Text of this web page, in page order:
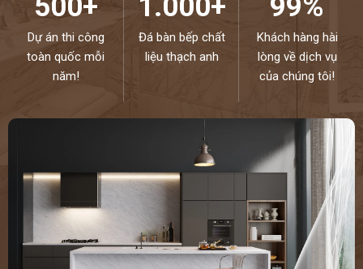
500+
Dự án thi công
toàn quốc mỗi
năm!
1.000+
Đá bàn bếp chất
liệu thạch anh
99%
Khách hàng hài
lòng về dịch vụ
của chúng tôi!